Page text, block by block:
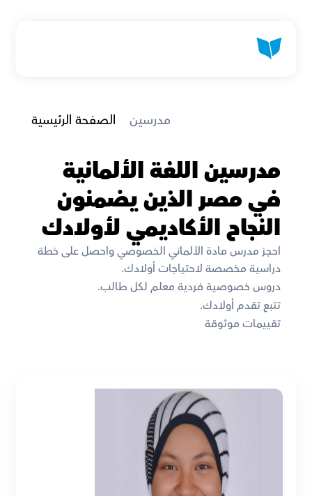
الصفحة الرئيسية مدرسين
مدرسين اللغة الألمانية
في مصر الذين يضمنون
النجاح الأكاديمي لأولادك
احجز مدرس مادة الألماني الخصوصي واحصل على خطة
دراسية مخصصة لاحتياجات أولادك.
دروس خصوصية فردية معلم لكل طالب.
تتبع تقدم أولادك.
تقييمات موثوقة